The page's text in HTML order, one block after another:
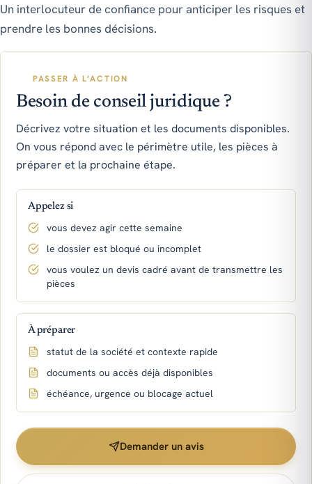
Un interlocuteur de confiance pour anticiper les risques et
prendre les bonnes décisions.
PASSER À L’ACTION
Besoin de conseil juridique ?
Décrivez votre situation et les documents disponibles.
On vous répond avec le périmètre utile, les pièces à
préparer et la prochaine étape.
Appelez si
vous devez agir cette semaine
le dossier est bloqué ou incomplet
vous voulez un devis cadré avant de transmettre les
pièces
À préparer
statut de la société et contexte rapide
documents ou accès déjà disponibles
échéance, urgence ou blocage actuel
Demander un avis